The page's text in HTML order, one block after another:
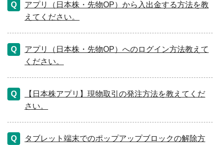
アプリ（日本株・先物OP）から入出金する方法を教
えてください。
アプリ（日本株・先物OP）へのログイン方法教えて
ください。
【日本株アプリ】現物取引の発注方法を教えてくだ
さい。
タブレット端末でのポップアップブロックの解除方